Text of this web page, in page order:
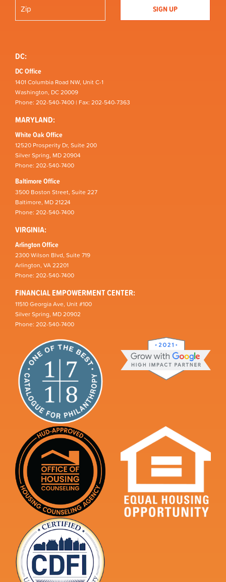
DC:
DC Office
1401 Columbia Road NW, Unit C-1
Washington, DC 20009
Phone: 202-540-7400 | Fax: 202-540-7363
MARYLAND:
White Oak Office
12520 Prosperity Dr, Suite 200
Silver Spring, MD 20904
Phone: 202-540-7400
Baltimore Office
3500 Boston Street, Suite 227
Baltimore, MD 21224
Phone: 202-540-7400
VIRGINIA:
Arlington Office
2300 Wilson Blvd, Suite 719
Arlington, VA 22201
Phone: 202-540-7400
FINANCIAL EMPOWERMENT CENTER:
11510 Georgia Ave, Unit #100
Silver Spring, MD 20902
Phone: 202-540-7400